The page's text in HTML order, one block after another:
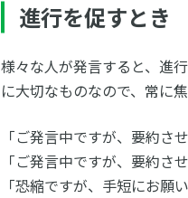
進行を促すとき
様々な人が発言すると、進
に大切なものなので、常に
「ご発言中ですが、要約
「ご発言中ですが、要約さ
「恐縮ですが、手短にお